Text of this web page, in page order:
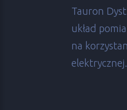
Tauron
układ
na
elektrycznej.